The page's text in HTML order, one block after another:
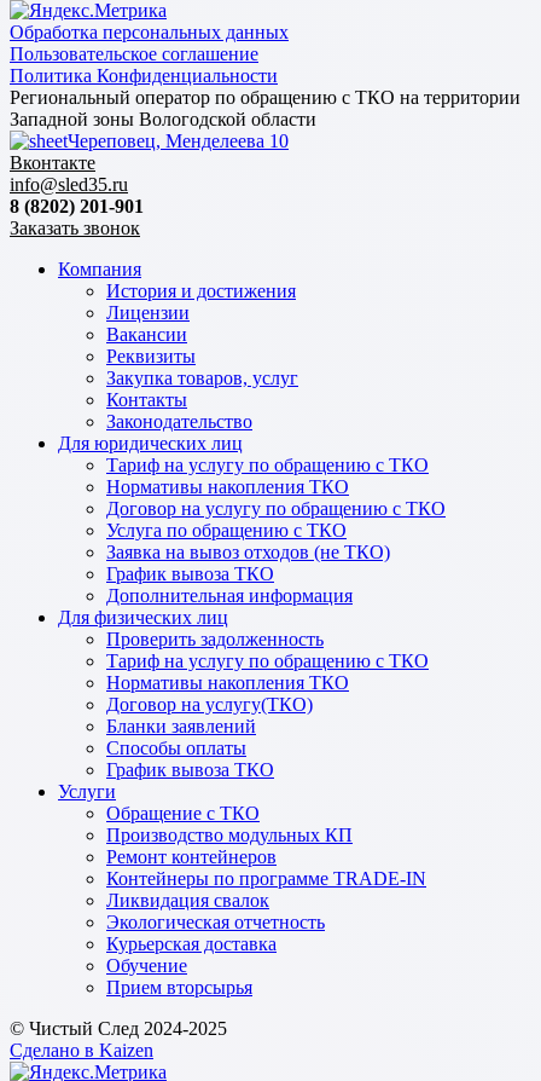
Обработка персональных данных
Пользовательское соглашение
Политика Конфиденциальности
Региональный оператор по обращению с ТКО на территории
Западной зоны Вологодской области
Череповец, Менделеева 10
Вконтакте
info@sled35.ru
8 (8202) 201-901
Заказать звонок
Компания
История и достижения
Лицензии
Вакансии
Реквизиты
Закупка товаров, услуг
Контакты
Законодательство
Для юридических лиц
Тариф на услугу по обращению с ТКО
Нормативы накопления ТКО
Договор на услугу по обращению с ТКО
Услуга по обращению с ТКО
Заявка на вывоз отходов (не ТКО)
График вывоза ТКО
Дополнительная информация
Для физических лиц
Проверить задолженность
Тариф на услугу по обращению с ТКО
Нормативы накопления ТКО
Договор на услугу(ТКО)
Бланки заявлений
Способы оплаты
График вывоза ТКО
Услуги
Обращение с ТКО
Производство модульных КП
Ремонт контейнеров
Контейнеры по программе TRADE-IN
Ликвидация свалок
Экологическая отчетность
Курьерская доставка
Обучение
Прием вторсырья
© Чистый След 2024-2025
Сделано в Kaizen